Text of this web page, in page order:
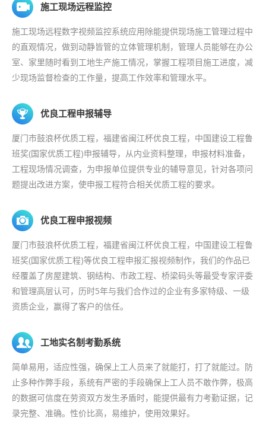
施工现场远程监控
施工现场远程数字视频监控系统应用除能提供现场施工管理过程中
的直观情况，做到动静皆管的立体管理机制，管理人员能够在办公
室、家里随时看到工地生产施工情况，掌握工程项目施工进度，减
少现场监督检查的工作量，提高工作效率和管理水平。
优良工程申报辅导
厦门市鼓浪杯优质工程，福建省闽江杯优良工程，中国建设工程鲁
班奖(国家优质工程)申报辅导，从内业资料整理，申报材料准备，
工程现场情况调查，为申报单位提供专业的辅导意见，针对各项问
题提出改进方案，使申报工程符合相关优质工程的要求。
优良工程申报视频
厦门市鼓浪杯优质工程，福建省闽江杯优良工程，中国建设工程鲁
班奖(国家优质工程)等优良工程申报汇报视频制作，我们的作品已
经覆盖了房屋建筑、钢结构、市政工程、桥梁码头等最受专家评委
和管理高层认可，历时5年与我们合作过的企业有多家特级、一级
资质企业，赢得了客户的信任。
工地实名制考勤系统
简单易用，适应性强，确保上工人员来了就能打，打了就能过。防
止多种作弊手段，系统有严密的手段确保上工人员不敢作弊，极高
的数据可信度在劳资双方发生矛盾时，能提供最有力考勤证据，记
录完整、准确。性价比高，易维护，使用效果好。